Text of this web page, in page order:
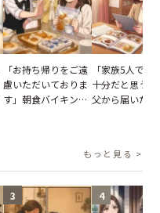
「お持ち帰りをご遠
慮いただいておりま
す」朝食バイキング
「家族5人で3
十分だと思う
父から届いたご
もっと見る >
3 4